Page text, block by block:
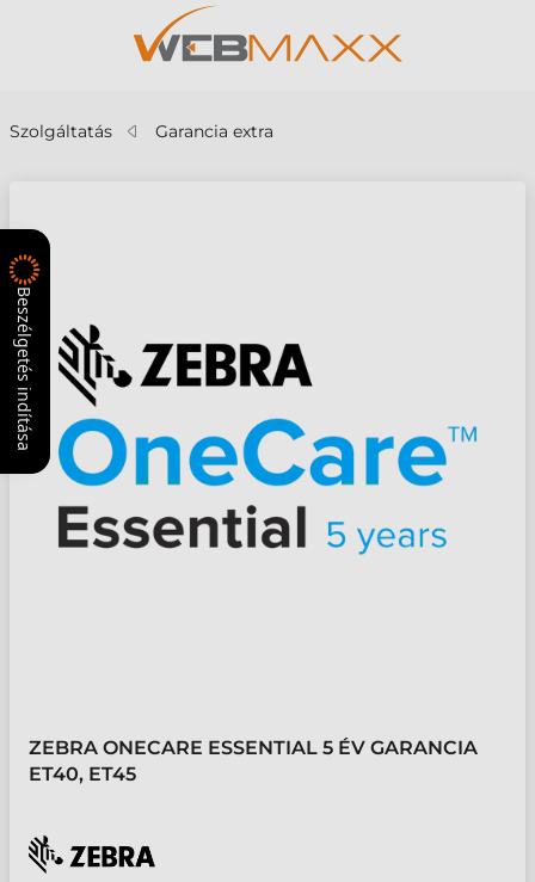
Szolgáltatás Garancia extra
ZEBRA ONECARE ESSENTIAL 5 ÉV GARANCIA
ET40, ET45
Beszélgetés indítása